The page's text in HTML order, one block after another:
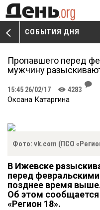
СОБЫТИЯ ДНЯ
W
Пропавшего перед
мужчину
15:45 26/02/17 K 4283
J
Оксана Катаргина
Фото: vk.com (ПСО
В Ижевске
перед
позднее время
Об этом сообщается
«Регион 18».